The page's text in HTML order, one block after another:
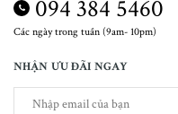
094 384 5460
Các ngày trong tuần (9am- 10pm)
NHẬN ƯU ĐÃI NGAY